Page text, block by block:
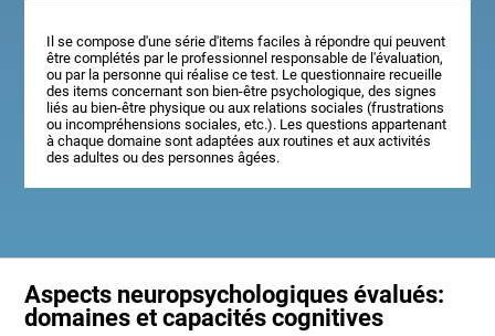
Il se compose d'une série d'items faciles à répondre qui peuvent
être complétés par le professionnel responsable de l'évaluation,
ou par la personne qui réalise ce test. Le questionnaire recueille
des items concernant son bien-être psychologique, des signes
liés au bien-être physique ou aux relations sociales (frustrations
ou incompréhensions sociales, etc.). Les questions appartenant
à chaque domaine sont adaptées aux routines et aux activités
des adultes ou des personnes âgées.
Aspects neuropsychologiques évalués:
domaines et capacités cognitives